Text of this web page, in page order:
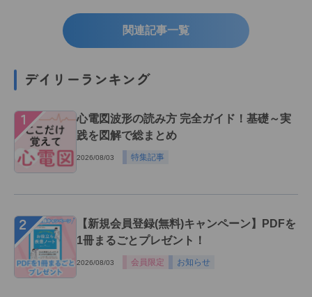
関連記事一覧
デイリーランキング
１
心電図波形の読み方 完全ガイド！基礎～実
践を図解で総まとめ
2026/08/03 特集記事
２
【新規会員登録(無料)キャンペーン】PDFを
1冊まるごとプレゼント！
2026/08/03 会員限定 お知らせ